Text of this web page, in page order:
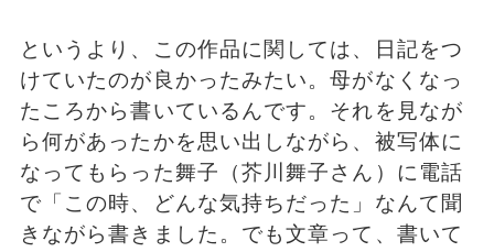
というより、この作品に関しては、日記をつ
けていたのが良かったみたい。母がなくなっ
たころから書いているんです。それを見なが
ら何があったかを思い出しながら、被写体に
なってもらった舞子（芥川舞子さん）に電話
で「この時、どんな気持ちだった」なんて聞
きながら書きました。でも文章って、書いて